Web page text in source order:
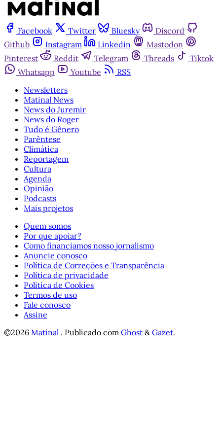
Facebook Twitter Bluesky
Discord
Github
Instagram Linkedin
Mastodon
Pinterest
Reddit Telegram Threads
Tiktok
Whatsapp
Youtube
RSS
Newsletters
Matinal News
News do Juremir
News do Roger
Tudo é Gênero
Parêntese
Climática
Reportagem
Cultura
Agenda
Opinião
Podcasts
Mais projetos
Quem somos
Por que apoiar?
Como financiamos nosso jornalismo
Anuncie conosco
Política de Correções e Transparência
Política de privacidade
Política de Cookies
Termos de uso
Fale conosco
Assine
©2026 Matinal . Publicado com Ghost &Gazet.